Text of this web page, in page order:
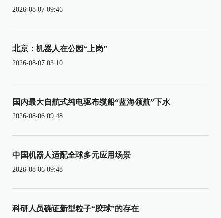
2026-08-07 09:46
北京：机器人在公园“上岗”
2026-08-07 03:10
国内最大自航式纯电驱布缆船“蓝海领航”下水
2026-08-06 09:48
中国机器人适配全球多元应用场景
2026-08-06 09:48
科研人员确证新型粒子“胶球”的存在